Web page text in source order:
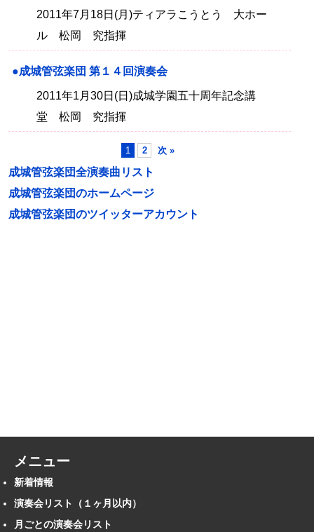
2011年7月18日(月)ティアラこうとう 大ホー
ル 松岡 究指揮
●成城管弦楽団 第１４回演奏会
2011年1月30日(日)成城学園五十周年記念講
堂 松岡 究指揮
1 2 次 »
成城管弦楽団全演奏曲リスト
成城管弦楽団のホームページ
成城管弦楽団のツイッターアカウント
メニュー
新着情報
演奏会リスト（１ヶ月以内）
月ごとの演奏会リスト